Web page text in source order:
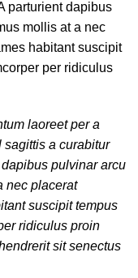
parturient dapibus
mollis at a nec
habitant suscipit
per ridiculus
laoreet per a
a curabitur
pulvinar arcu
nec placerat
suscipit tempus
ridiculus proin
sit senectus